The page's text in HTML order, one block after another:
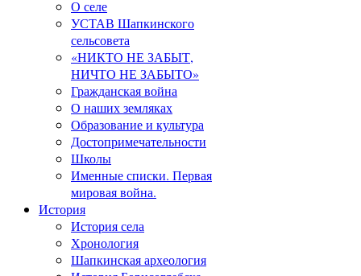
О селе
УСТАВ Шапкинского
сельсовета
«НИКТО НЕ ЗАБЫТ,
НИЧТО НЕ ЗАБЫТО»
Гражданская война
О наших земляках
Образование и культура
Достопримечательности
Школы
Именные списки. Первая
мировая война.
История
История села
Хронология
Шапкинская археология